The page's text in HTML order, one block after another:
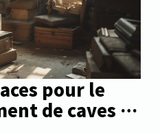
pour le
de caves et